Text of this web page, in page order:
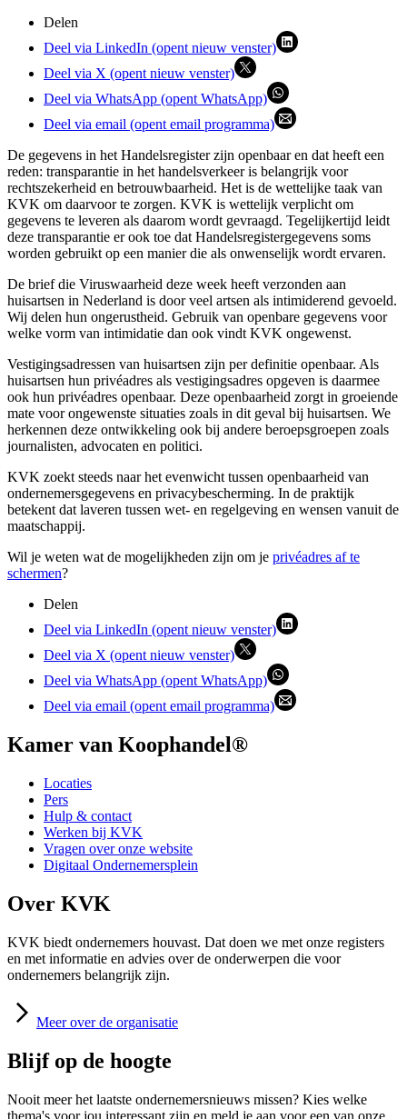
Delen
Deel via LinkedIn (opent nieuw venster)
Deel via X (opent nieuw venster)
Deel via WhatsApp (opent WhatsApp)
Deel via email (opent email programma)
De gegevens in het Handelsregister zijn openbaar en dat heeft een
reden: transparantie in het handelsverkeer is belangrijk voor
rechtszekerheid en betrouwbaarheid. Het is de wettelijke taak van
KVK om daarvoor te zorgen. KVK is wettelijk verplicht om
gegevens te leveren als daarom wordt gevraagd. Tegelijkertijd leidt
deze transparantie er ook toe dat Handelsregistergegevens soms
worden gebruikt op een manier die als onwenselijk wordt ervaren.
De brief die Viruswaarheid deze week heeft verzonden aan
huisartsen in Nederland is door veel artsen als intimiderend gevoeld.
Wij delen hun ongerustheid. Gebruik van openbare gegevens voor
welke vorm van intimidatie dan ook vindt KVK ongewenst.
Vestigingsadressen van huisartsen zijn per definitie openbaar. Als
huisartsen hun privéadres als vestigingsadres opgeven is daarmee
ook hun privéadres openbaar. Deze openbaarheid zorgt in groeiende
mate voor ongewenste situaties zoals in dit geval bij huisartsen. We
herkennen deze ontwikkeling ook bij andere beroepsgroepen zoals
journalisten, advocaten en politici.
KVK zoekt steeds naar het evenwicht tussen openbaarheid van
ondernemersgegevens en privacybescherming. In de praktijk
betekent dat laveren tussen wet- en regelgeving en wensen vanuit de
maatschappij.
Wil je weten wat de mogelijkheden zijn om je privéadres af te
schermen?
Delen
Deel via LinkedIn (opent nieuw venster)
Deel via X (opent nieuw venster)
Deel via WhatsApp (opent WhatsApp)
Deel via email (opent email programma)
Kamer van Koophandel®
Locaties
Pers
Hulp & contact
Werken bij KVK
Vragen over onze website
Digitaal Ondernemersplein
Over KVK
KVK biedt ondernemers houvast. Dat doen we met onze registers
en met informatie en advies over de onderwerpen die voor
ondernemers belangrijk zijn.
Meer over de organisatie
Blijf op de hoogte
Nooit meer het laatste ondernemersnieuws missen? Kies welke
thema's voor jou interessant zijn en meld je aan voor een van onze